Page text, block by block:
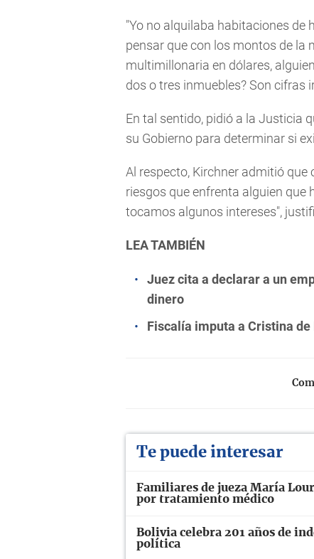
"Yo no alquilaba habitaciones de
pensar que con los montos de la
multimillonaria en dólares,
dos o tres inmuebles? Son cifras
En tal sentido, pidió a la Justicia
su Gobierno para determinar si
Al respecto, Kirchner admitió que
riesgos que enfrenta alguien
tocamos algunos intereses",
LEA TAMBIÉN
Juez cita a declarar a un
dinero
Fiscalía imputa a Cristina
Te puede interesar
Familiares de jueza María
por tratamiento médico
Bolivia celebra 201 años de
política